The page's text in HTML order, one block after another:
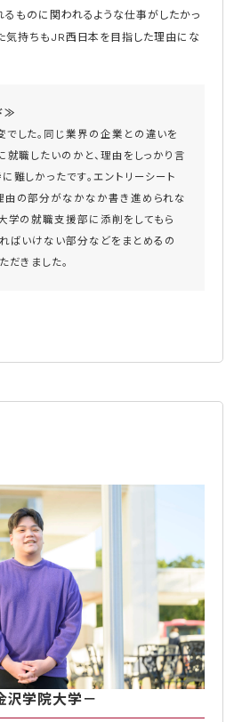
るものに関われるような仕事がしたかっ
た気持ちもJR西日本を目指した理由にな
≫
した。同じ業界の企業との違いを
就職したいのかと、理由をしっかり言
難しかったです。エントリーシート
由の部分がなかなか書き進められな
学の就職支援部に添削をしてもら
ばいけない部分などをまとめるの
だきました。
沢学院大学－